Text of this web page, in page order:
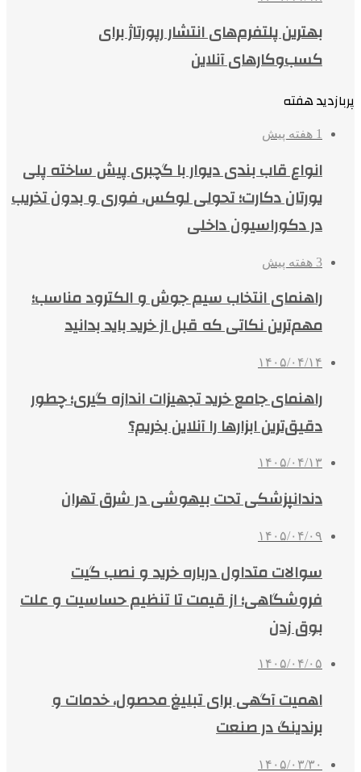
بهترین پلتفرم‌های انتشار رپورتاژ برای
کسب‌وکارهای آنلاین
پربازدید هفته
1 هفته پیش
انواع قاب بندی دیوار با گچبری پیش ساخته پلی
یورتان دکارت؛ تحولی لوکس، فوری و بدون تخریب
در دکوراسیون داخلی
3 هفته پیش
راهنمای انتخاب سیم جوش و الکترود مناسب؛
مهم‌ترین نکاتی که قبل از خرید باید بدانید
۱۴۰۵/۰۴/۱۴
راهنمای جامع خرید تجهیزات اندازه گیری؛ چطور
دقیق‌ترین ابزارها را آنلاین بخریم؟
۱۴۰۵/۰۴/۱۳
دندانپزشکی تحت بیهوشی در شرق تهران
۱۴۰۵/۰۴/۰۹
سوالات متداول درباره خرید و نصب گیت
فروشگاهی؛ از قیمت تا تنظیم حساسیت و علت
بوق زدن
۱۴۰۵/۰۴/۰۵
اهمیت آگهی برای تبلیغ محصول، خدمات و
برندینگ در صنعت
۱۴۰۵/۰۳/۳۰